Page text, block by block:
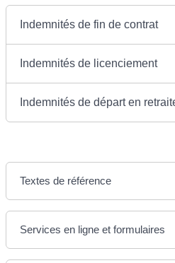
Indemnités de fin de contrat
Indemnités de licenciement
Indemnités de départ en
Textes de référence
Services en ligne et formulaires